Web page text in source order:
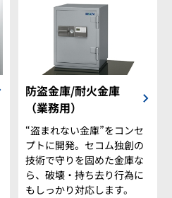
防盗金庫/耐火金庫
（業務用）
“盗まれない金庫”をコンセ
プトに開発。セコム独創の
技術で守りを固めた金庫な
ら、破壊・持ち去り行為に
もしっかり対応します。